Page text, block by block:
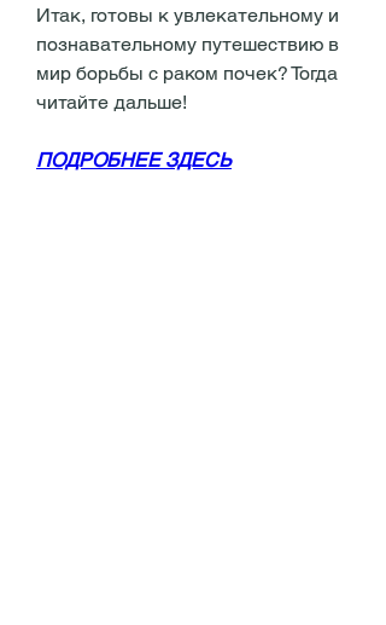
Итак, готовы к увлекательному и
познавательному путешествию в
мир борьбы с раком почек? Тогда
читайте дальше!
ПОДРОБНЕЕ ЗДЕСЬ